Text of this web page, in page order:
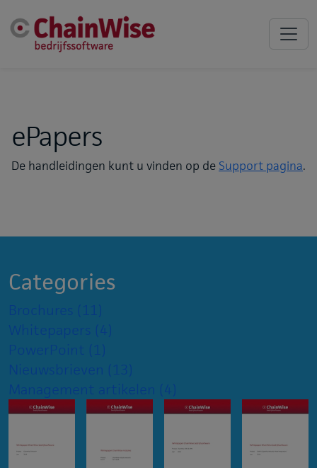
ePapers
De handleidingen kunt u vinden op de Support pagina.
Categories
Brochures (11)
Whitepapers (4)
PowerPoint (1)
Nieuwsbrieven (13)
Management artikelen (4)